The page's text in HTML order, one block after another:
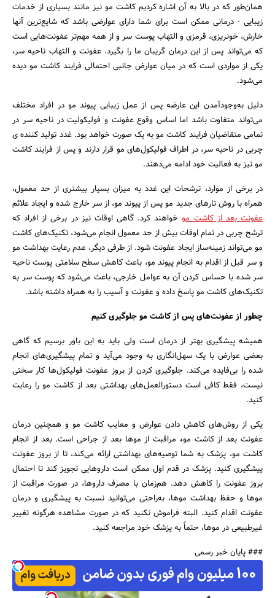
همان‌طور که در بالا به آن اشاره کردیم کاشت مو نیز مانند بسیاری از خدمات
زیبایی - درمانی ممکن است برای شما دارای عوارضی باشد که شایع‌ترین آنها
خارش، خونریزی، قرمزی و التهاب پوست سر و از همه مهم‌تر عفونت‌هایی است
که می‌تواند پس از این درمان گریبان ما را بگیرد. عفونت و التهاب ناحیه سر،
یکی از مواردی است که در میان عوارض جانبی احتمالی فرایند کاشت مو دیده
می‌شود.
دلیل به‌وجودآمدن این عارضه پس از عمل زیبایی پیوند مو در افراد مختلف
می‌تواند متفاوت باشد اما اساس وقوع عفونت و فولیکولیت در ناحیه سر در
تمامی متقاضیان فرایند کاشت مو به یک صورت خواهد بود. غدد تولید کننده ی
چربی در ناحیه سر، در اطراف فولیکول‌های مو قرار دارند و پس از فرایند کاشت
مو نیز به فعالیت خود ادامه می‌دهند.
در برخی از موارد، ترشحات این غدد به میزان بسیار بیشتری از حد معمول،
همراه با روش تارهای جدید مو پس از پیوند مو، از سر خارج شده و ایجاد علائم
عفونت بعد از کاشت موخواهند کرد. گاهی اوقات نیز در برخی از افراد که
ترشح چربی در تمام اوقات بیش از حد معمول انجام می‌شود، تکنیک‌های کاشت
مو می‌تواند زمینه‌ساز ایجاد عفونت شود. از طرفی دیگر، عدم رعایت بهداشت مو
و سر قبل از اقدام به انجام پیوند مو، باعث کاهش سطح سلامتی پوست ناحیه
سر شده با حساس کردن آن به عوامل خارجی، باعث می‌شود که پوست سر به
تکنیک‌های کاشت مو پاسخ داده و عفونت و آسیب را به همراه داشته باشد.
چطور از عفونت‌های پس از کاشت مو جلوگیری کنیم
همیشه پیشگیری بهتر از درمان است ولی باید به این باور برسیم که گاهی
بعضی عوارض با یک سهل‌انگاری به وجود می‌آید و تمام پیشگیری‌های انجام
شده را بی‌فایده می‌کند. جلوگیری کردن از بروز عفونت فولیکول‌ها کار سختی
نیست، فقط کافی است دستورالعمل‌های بهداشتی بعد از کاشت مو را رعایت
کنید.
یکی از روش‌های کاهش دادن عوارض و معایب کاشت مو و همچنین درمان
عفونت بعد از کاشت مو، مراقبت از موها بعد از جراحی است. بعد از انجام
کاشت مو، پزشک به شما توصیه‌های بهداشتی ارائه می‌کند، تا از بروز عفونت
پیشگیری کنید. پزشک در قدم اول ممکن است داروهایی تجویز کند تا احتمال
بروز عفونت را کاهش دهد. هم‌زمان با مصرف داروها، در صورت مراقبت از
موها و حفظ بهداشت موها، به‌راحتی می‌توانید نسبت به پیشگیری و درمان
عفونت اقدام کنید. البته فراموش نکنید که در صورت مشاهده هرگونه تغییر
غیرطبیعی در موها، حتماً به پزشک خود مراجعه کنید.
### پایان خبر رسمی